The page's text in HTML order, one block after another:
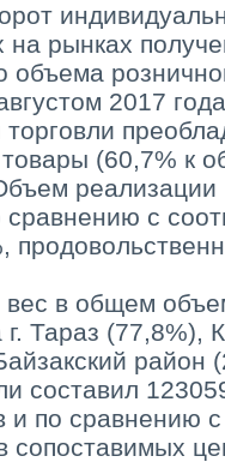
на рынках
объема
2017
торговли
(60,7% к
сравнению с
в общем
г. Тараз (77,8%),
район
составил
по сравнению
сопоставимых